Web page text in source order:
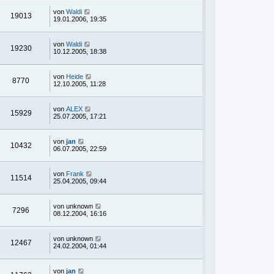
19013 von Waldi
19.01.2006, 19:35
19230 von Waldi
10.12.2005, 18:38
8770 von Heide
12.10.2005, 11:28
15929 von ALEX
25.07.2005, 17:21
10432 von jan
06.07.2005, 22:59
11514 von Frank
25.04.2005, 09:44
7296 von unknown
08.12.2004, 16:16
12467 von unknown
24.02.2004, 01:44
von jan